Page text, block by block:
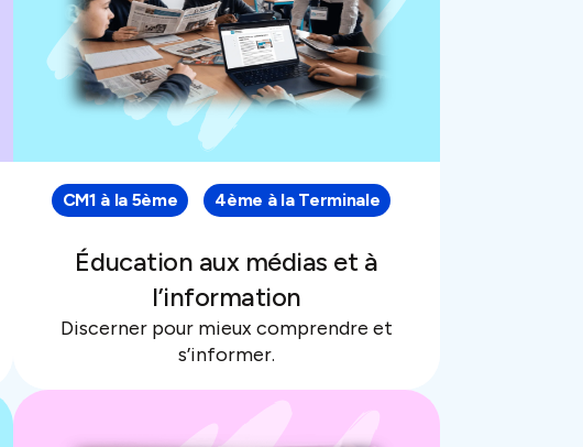
CM1 à la 5ème 4ème à la Terminale
Éducation aux médias et à
l’information
Discerner pour mieux comprendre et
s’informer.